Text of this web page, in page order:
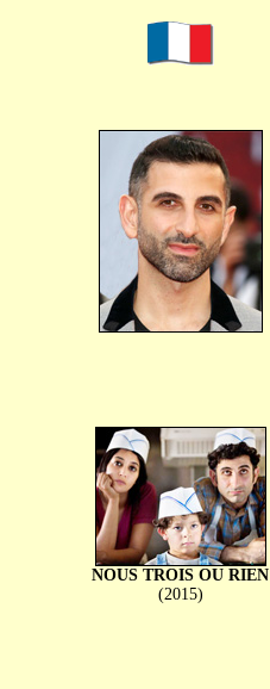
NOUS TROIS OU RIEN
(2015)